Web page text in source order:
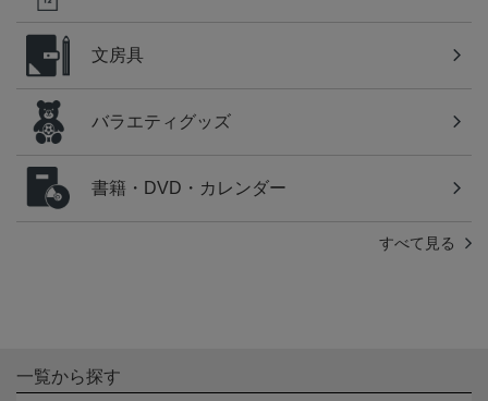
文房具
バラエティグッズ
書籍・DVD・カレンダー
すべて見る
一覧から探す